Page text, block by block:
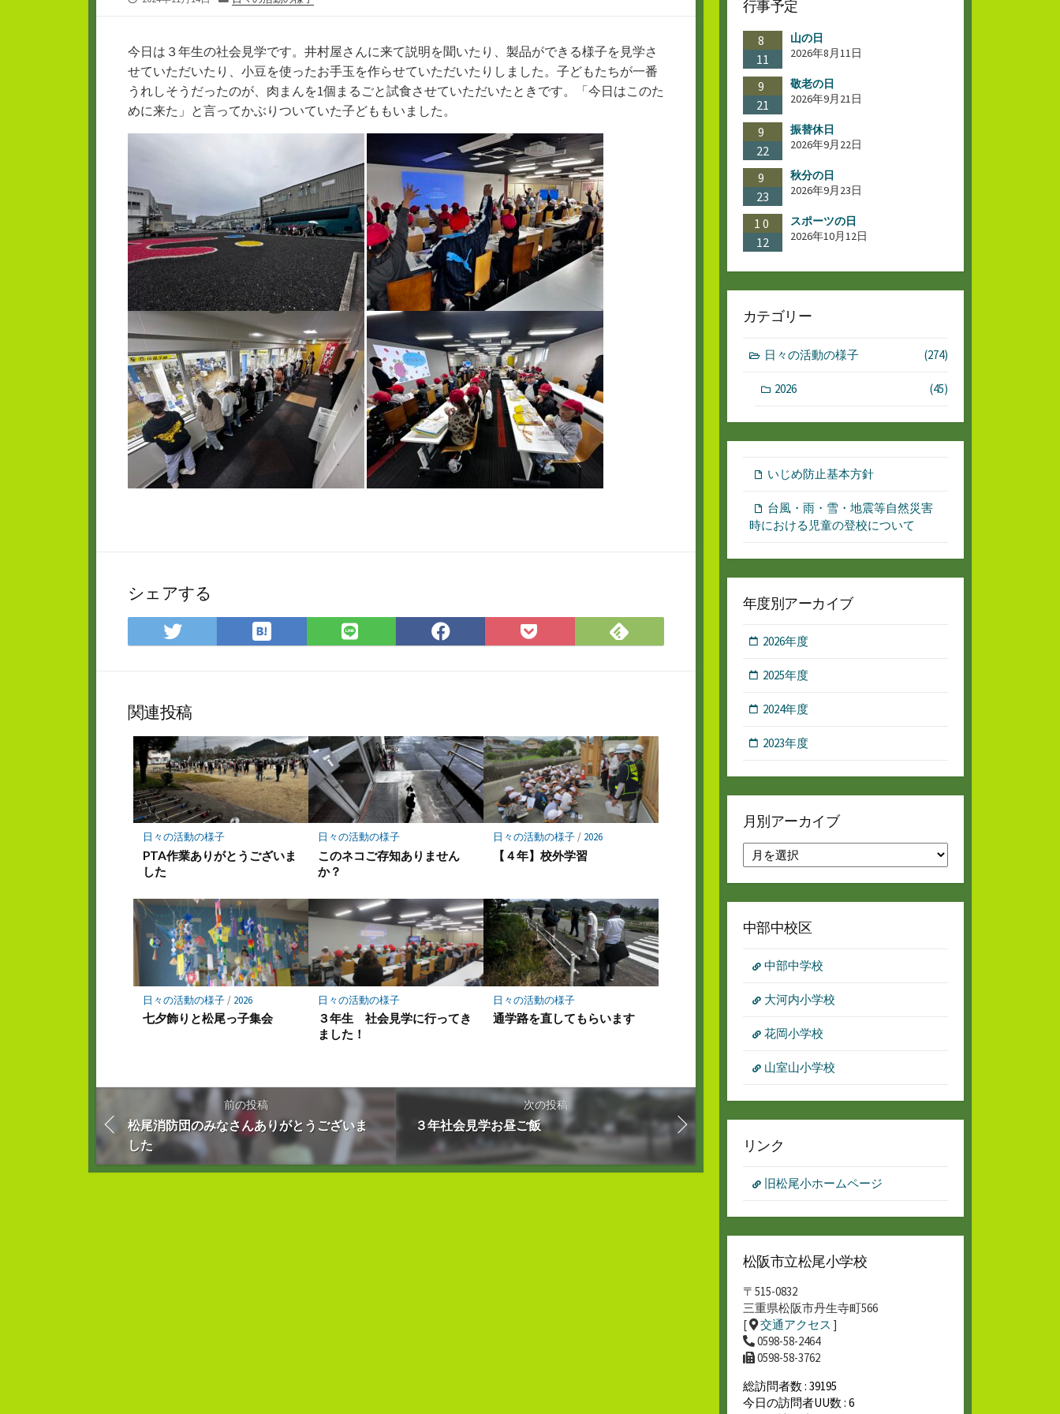
リ
ー
今日は３年生の社会見学です。井村屋さんに来て説明を聞いたり、製品ができる様子を見学さ
せていただいたり、小豆を使ったお手玉を作らせていただいたりしました。子どもたちが一番
うれしそうだったのが、肉まんを1個まるごと試食させていただいたときです。「今日はこのた
めに来た」と言ってかぶりついていた子どももいました。
シェアする
Twitter
で
ア
は
て
マ
ー
ク
に
保
LINE
で
Facebook
で
Pocket
に
Feedly
で
関連投稿
日々の活動の様子
PTA作業ありがとうございま
した
日々の活動の様子
このネコご存知ありません
か？
日々の活動の様子/ 2026
【４年】校外学習
日々の活動の様子/ 2026
七夕飾りと松尾っ子集会
日々の活動の様子
３年生 社会見学に行ってき
ました！
日々の活動の様子
通学路を直してもらいます
前の投稿
松尾消防団のみなさんありがとうございま
した
次の投稿
３年社会見学お昼ご飯
行事予定
8
11
山の日
2026年8月11日
9
21
敬老の日
2026年9月21日
9
22
振替休日
2026年9月22日
9
23
秋分の日
2026年9月23日
10
12
スポーツの日
2026年10月12日
カテゴリー
日々の活動の様子 (274)
2026 (45)
いじめ防止基本方針
台風・雨・雪・地震等自然災害
時における児童の登校について
年度別アーカイブ
2026年度
2025年度
2024年度
2023年度
月別アーカイブ
別
ア
ー
イ
中部中校区
中部中学校
大河内小学校
花岡小学校
山室山小学校
リンク
旧松尾小ホームページ
松阪市立松尾小学校
〒515-0832
三重県松阪市丹生寺町566
[
交通アクセス ]
0598-58-2464
0598-58-3762
総訪問者数 : 39195
今日の訪問者UU数 : 6